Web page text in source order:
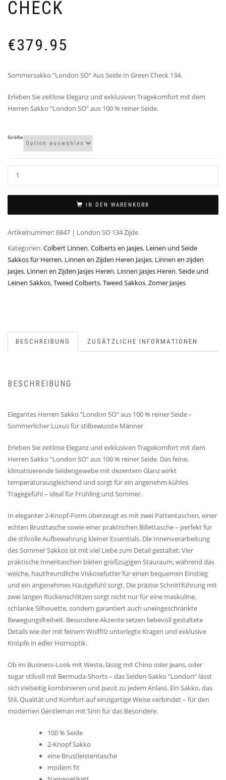
CHECK
€379.95
Sommersakko “London SO“ Aus Seide In Green Check 134.
Erleben Sie zeitlose Eleganz und exklusiven Tragekomfort mit dem
Herren Sakko “London SO“ aus 100 % reiner Seide.
Größe
IN DEN WARENKORB
Artikelnummer:6847 | London SO 134 Zijde
Kategorien:Colbert Linnen,Colberts en Jasjes, Leinen und Seide
Sakkos für Herren, Linnen en Zijden Heren Jasjes, Linnen en zijden
Jasjes, Linnen en Zijden Jasjes Heren, Linnen jasjes Heren,Seide und
Leinen Sakkos,Tweed Colberts,Tweed Sakkos,Zomer Jasjes
BESCHREIBUNG ZUSÄTZLICHE INFORMATIONEN
BESCHREIBUNG
Elegantes Herren Sakko “London SO“ aus 100 % reiner Seide –
Sommerlicher Luxus für stilbewusste Männer
Erleben Sie zeitlose Eleganz und exklusiven Tragekomfort mit dem
Herren Sakko “London SO“ aus 100 % reiner Seide. Das feine,
klimatisierende Seidengewebe mit dezentem Glanz wirkt
temperaturausgleichend und sorgt für ein angenehm kühles
Tragegefühl – ideal für Frühling und Sommer.
In eleganter 2-Knopf-Form überzeugt es mit zwei Pattentaschen, einer
echten Brusttasche sowie einer praktischen Billettasche – perfekt für
die stilvolle Aufbewahrung kleiner Essentials. Die Innenverarbeitung
des Sommer Sakkos ist mit viel Liebe zum Detail gestaltet: Vier
praktische Innentaschen bieten großzügigen Stauraum, während das
weiche, hautfreundliche Viskosefutter für einen bequemen Einstieg
und ein angenehmes Hautgefühl sorgt. Die präzise Schnittführung mit
zwei langen Rückenschlitzen sorgt nicht nur für eine maskuline,
schlanke Silhouette, sondern garantiert auch uneingeschränkte
Bewegungsfreiheit. Besondere Akzente setzen liebevoll gestaltete
Details wie der mit feinem Wollfilz unterlegte Kragen und exklusive
Knöpfe in edler Hornoptik.
Ob im Business-Look mit Weste, lässig mit Chino oder Jeans, oder
sogar stilvoll mit Bermuda-Shorts – das Seiden-Sakko “London“ lässt
sich vielseitig kombinieren und passt zu jedem Anlass. Ein Sakko, das
Stil, Qualität und Komfort auf einzigartige Weise verbindet – für den
modernen Gentleman mit Sinn für das Besondere.
100 % Seide
2-Knopf Sakko
eine Brustleistentasche
modern fit